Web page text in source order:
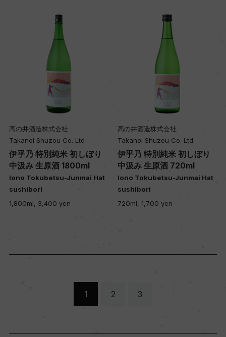
高の井酒造株式会社
Takanoi Shuzou Co. Ltd
伊乎乃 特別純米 初しぼり
中汲み 生原酒 1800ml
Iono Tokubetsu-Junmai Hat
sushibori
1,800ml, 3,400 yen
高の井酒造株式会社
Takanoi Shuzou Co. Ltd
伊乎乃 特別純米 初しぼり
中汲み 生原酒 720ml
Iono Tokubetsu-Junmai Hat
sushibori
720ml, 1,700 yen
1 2 3